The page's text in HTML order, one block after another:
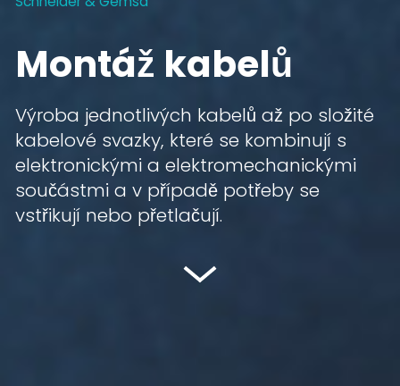
Montáž kabelů
Výroba jednotlivých kabelů až po složité
kabelové svazky, které se kombinují s
elektronickými a elektromechanickými
součástmi a v případě potřeby se
vstřikují nebo přetlačují.